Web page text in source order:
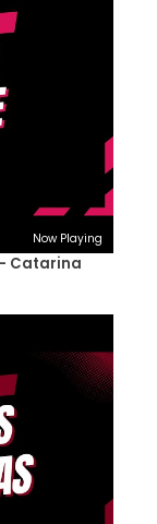
Now Playing
Catarina